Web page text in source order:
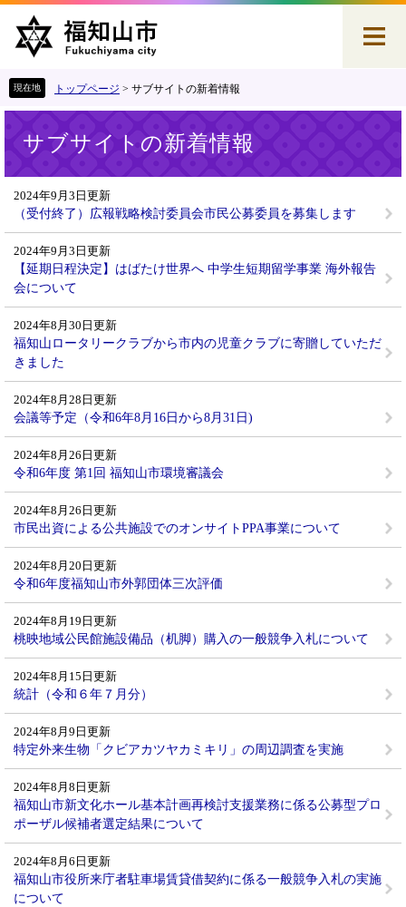
本
トップページ > サブサイトの新着情報
サブサイトの新着情報
2024年9月3日更新
（受付終了）広報戦略検討委員会市民公募委員を募集します
2024年9月3日更新
【延期日程決定】はばたけ世界へ 中学生短期留学事業 海外報告
会について
2024年8月30日更新
福知山ロータリークラブから市内の児童クラブに寄贈していただ
きました
2024年8月28日更新
会議等予定（令和6年8月16日から8月31日)
2024年8月26日更新
令和6年度 第1回 福知山市環境審議会
2024年8月26日更新
市民出資による公共施設でのオンサイトPPA事業について
2024年8月20日更新
令和6年度福知山市外郭団体三次評価
2024年8月19日更新
桃映地域公民館施設備品（机脚）購入の一般競争入札について
2024年8月15日更新
統計（令和６年７月分）
2024年8月9日更新
特定外来生物「クビアカツヤカミキリ」の周辺調査を実施
2024年8月8日更新
福知山市新文化ホール基本計画再検討支援業務に係る公募型プロ
ポーザル候補者選定結果について
2024年8月6日更新
福知山市役所来庁者駐車場賃貸借契約に係る一般競争入札の実施
について